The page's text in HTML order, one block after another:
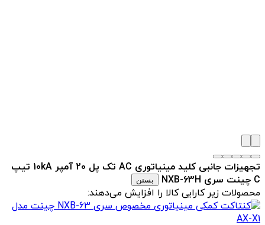
تجهیزات جانبی کلید مینیاتوری AC تک پل 20 آمپر 10kA تیپ
C چینت سری NXB-63H
بستن
محصولات زیر کارایی کالا را افزایش می‌دهند: